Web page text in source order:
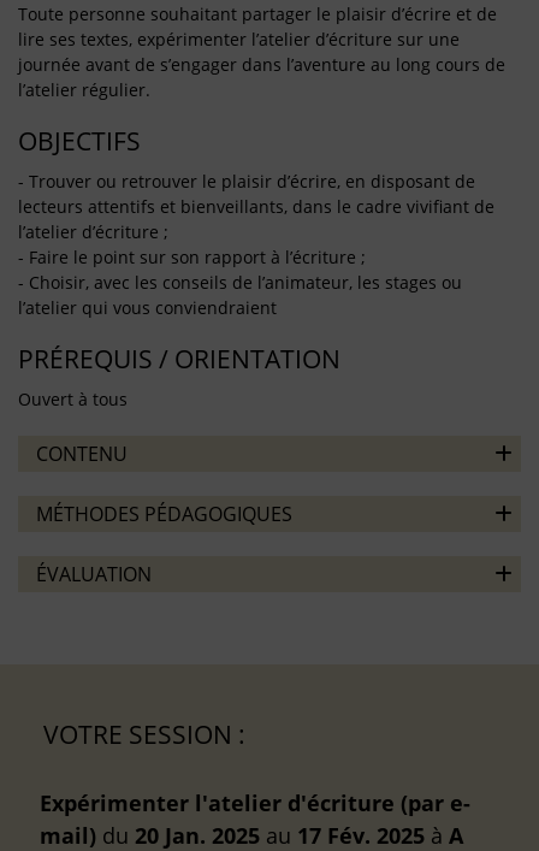
Toute personne souhaitant partager le plaisir d’écrire et de
lire ses textes, expérimenter l’atelier d’écriture sur une
journée avant de s’engager dans l’aventure au long cours de
l’atelier régulier.
OBJECTIFS
- Trouver ou retrouver le plaisir d’écrire, en disposant de
lecteurs attentifs et bienveillants, dans le cadre vivifiant de
l’atelier d’écriture ;
- Faire le point sur son rapport à l’écriture ;
- Choisir, avec les conseils de l’animateur, les stages ou
l’atelier qui vous conviendraient
PRÉREQUIS / ORIENTATION
Ouvert à tous
CONTENU
MÉTHODES PÉDAGOGIQUES
ÉVALUATION
VOTRE SESSION :
Expérimenter l'atelier d'écriture (par e-
mail) du 20 Jan. 2025 au 17 Fév. 2025 à A